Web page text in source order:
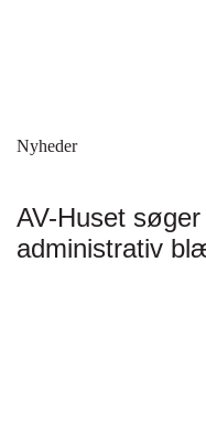
Nyheder
AV-Huset
administrativ